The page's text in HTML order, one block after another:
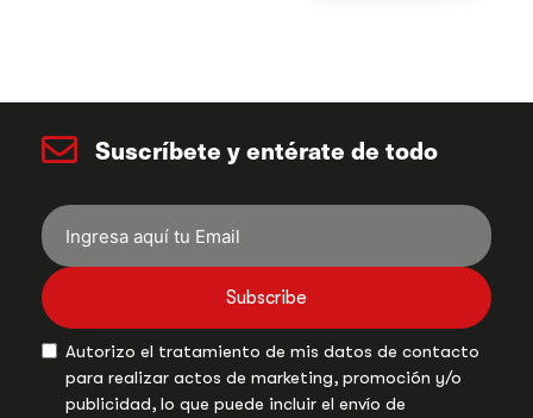
Suscríbete y entérate de todo
Subscribe
Autorizo el tratamiento de mis datos de contacto
para realizar actos de marketing, promoción y/o
publicidad, lo que puede incluir el envío de